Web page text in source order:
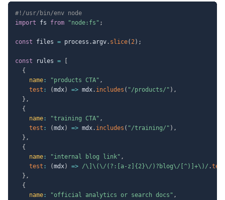
#!/usr/bin/env node
import fs from "node:fs" ;
const files = process .argv. slice( 2) ;
const rules =
{
name : "products CTA" ,
test : (mdx) => mdx. includes ( "/products/" ) ,
} ,
{
name : "training CTA" ,
test : (mdx) => mdx. includes ( "/training/" ) ,
} ,
{
name : "internal blog link" ,
test : (mdx) => /\]\(\/(?:[a-z]{2}\/)?blog\/[^)]+\) / .
} ,
{
name : "official analytics or search docs" ,